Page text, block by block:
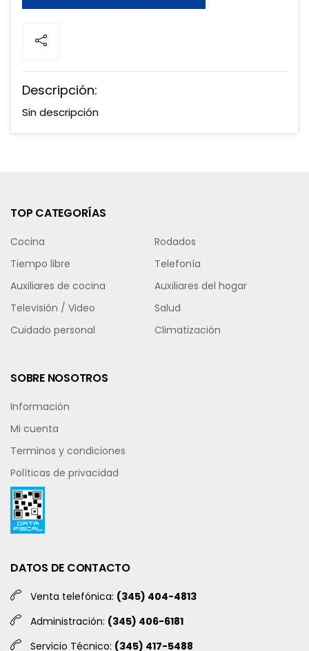
Descripción:
Sin descripción
TOP CATEGORÍAS
Cocina
Rodados
Tiempo libre
Telefonía
Auxiliares de cocina
Auxiliares del hogar
Televisión / Video
Salud
Cuidado personal
Climatización
SOBRE NOSOTROS
Información
Mi cuenta
Terminos y condiciones
Políticas de privacidad
DATOS DE CONTACTO
Venta telefónica: (345) 404-4813
Administración: (345) 406-6181
Servicio Técnico: (345) 417-5488